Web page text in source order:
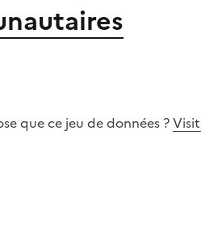
quece jeu de données ?